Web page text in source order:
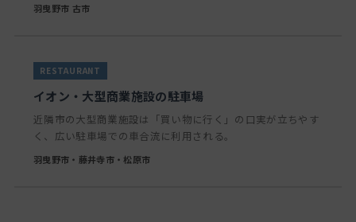
羽曳野市 古市
イオン・大型商業施設の駐車場
近隣市の大型商業施設は「買い物に行く」の口実が立ちやす
く、広い駐車場での車合流に利用される。
羽曳野市・藤井寺市・松原市